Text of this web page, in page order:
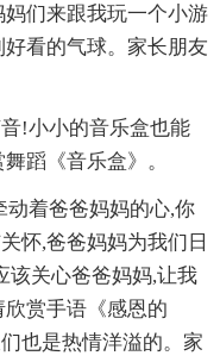
们来跟我玩一个小游
看的气球。家长朋友
!小小的音乐盒也能
蹈《音乐盒》。
动着爸爸妈妈的心,你
怀,爸爸妈妈为我们日
该关心爸爸妈妈,让我
赏手语《感恩的
也是热情洋溢的。家